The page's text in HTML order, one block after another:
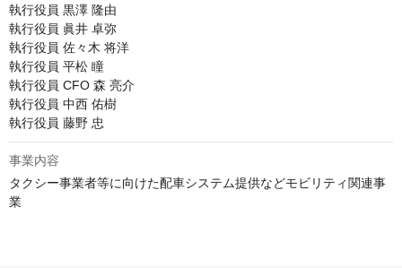
執行役員 黒澤 隆由
執行役員 眞井 卓弥
執行役員 佐々木 将洋
執行役員 平松 瞳
執行役員 CFO 森 亮介
執行役員 中西 佑樹
執行役員 藤野 忠
事業内容
タクシー事業者等に向けた配車システム提供などモビリティ関連事
業